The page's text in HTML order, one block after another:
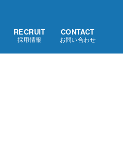
RECRUIT
採用情報
CONTACT
お問い合わせ